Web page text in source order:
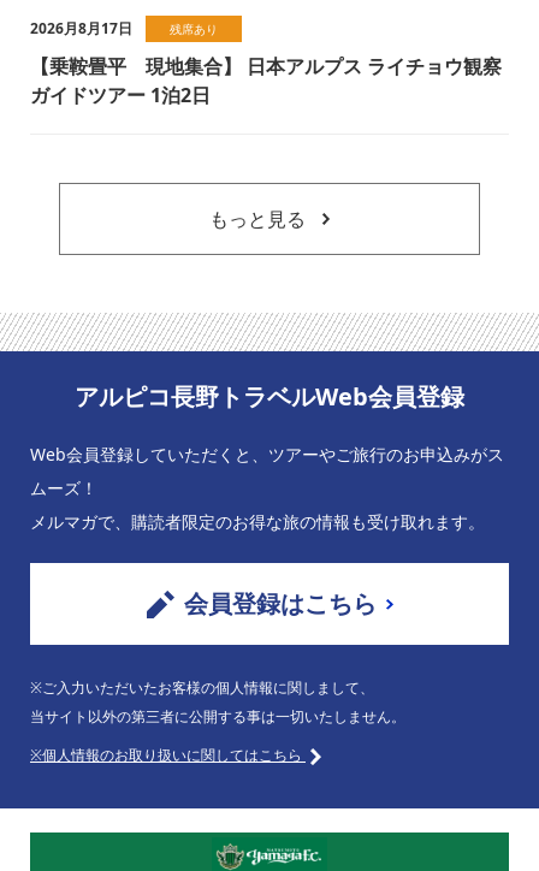
2026月8月17日 残席あり
【乗鞍畳平 現地集合】 日本アルプス ライチョウ観察
ガイドツアー 1泊2日
もっと見る
アルピコ長野トラベルWeb会員登録
Web会員登録していただくと、ツアーやご旅行のお申込みがス
ムーズ！
メルマガで、購読者限定のお得な旅の情報も受け取れます。
会員登録はこちら
※ご入力いただいたお客様の個人情報に関しまして、
当サイト以外の第三者に公開する事は一切いたしません。
※個人情報のお取り扱いに関してはこちら